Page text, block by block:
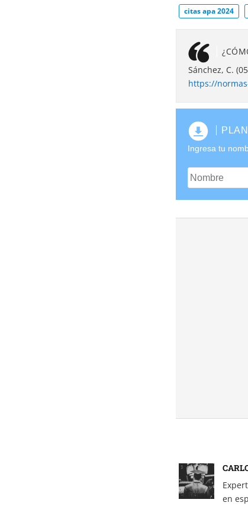
citas apa 2024
Sánchez, C.
https://
Ingresa tu
en